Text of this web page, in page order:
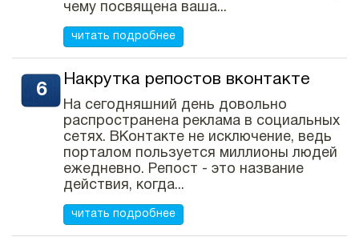
чему посвящена ваша...
читать подробнее
Накрутка репостов вконтакте
На сегодняшний день довольно
распространена реклама в социальных
сетях. ВКонтакте не исключение, ведь
порталом пользуется миллионы людей
ежедневно. Репост - это название
действия, когда...
читать подробнее